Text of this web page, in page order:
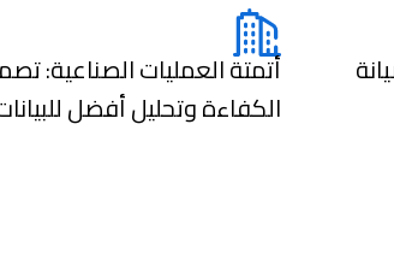
أتمتة العمليات الصناعية:
الكفاءة وتحليل أفضل